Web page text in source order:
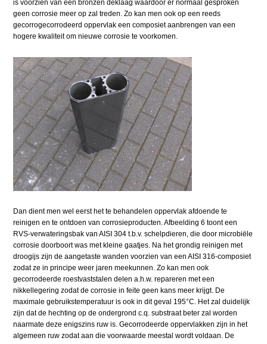
is voorzien van een bronzen deklaag waardoor er normaal gesproken
geen corrosie meer op zal treden. Zo kan men ook op een reeds
gecorrogecorrodeerd oppervlak een composiet aanbrengen van een
hogere kwaliteit om nieuwe corrosie te voorkomen.
Dan dient men wel eerst het te behandelen oppervlak afdoende te
reinigen en te ontdoen van corrosieproducten. Afbeelding 6 toont een
RVS-verwateringsbak van AISI 304 t.b.v. schelpdieren, die door microbiële
corrosie doorboort was met kleine gaatjes. Na het grondig reinigen met
droogijs zijn de aangetaste wanden voorzien van een AISI 316-composiet
zodat ze in principe weer jaren meekunnen. Zo kan men ook
gecorrodeerde roestvaststalen delen a.h.w. repareren met een
nikkellegering zodat de corrosie in feite geen kans meer krijgt. De
maximale gebruikstemperatuur is ook in dit geval 195°C. Het zal duidelijk
zijn dat de hechting op de ondergrond c.q. substraat beter zal worden
naarmate deze enigszins ruw is. Gecorrodeerde oppervlakken zijn in het
algemeen ruw zodat aan die voorwaarde meestal wordt voldaan. De